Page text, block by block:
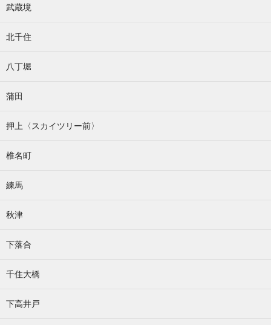
武蔵境
北千住
八丁堀
蒲田
押上〈スカイツリー前〉
椎名町
練馬
秋津
下落合
千住大橋
下高井戸